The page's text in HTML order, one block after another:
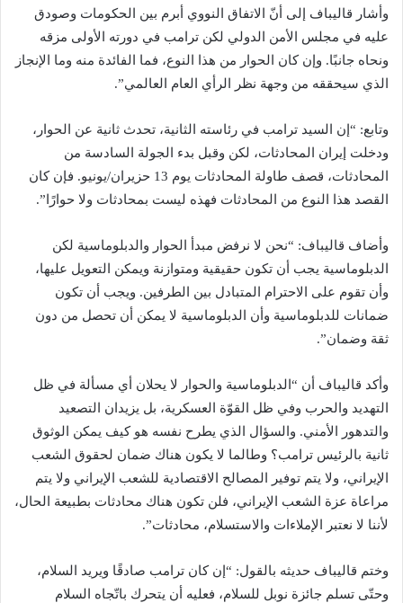
وأشار قاليباف إلى أنّ الاتفاق النووي أبرم بين الحكومات وصودق
عليه في مجلس الأمن الدولي لكن ترامب في دورته الأولى مزقه
ونحاه جانبًا. وإن كان الحوار من هذا النوع، فما الفائدة منه وما الإنجاز
الذي سيحققه من وجهة نظر الرأي العام العالمي”.
وتابع: “إن السيد ترامب في رئاسته الثانية، تحدث ثانية عن الحوار،
ودخلت إيران المحادثات، لكن وقبل بدء الجولة السادسة من
المحادثات، قصف طاولة المحادثات يوم 13 حزيران/يونيو. فإن كان
القصد هذا النوع من المحادثات فهذه ليست بمحادثات ولا حوارًا”.
وأضاف قاليباف: “نحن لا نرفض مبدأ الحوار والدبلوماسية لكن
الدبلوماسية يجب أن تكون حقيقية ومتوازنة ويمكن التعويل عليها،
وأن تقوم على الاحترام المتبادل بين الطرفين. ويجب أن تكون
ضمانات للدبلوماسية وأن الدبلوماسية لا يمكن أن تحصل من دون
ثقة وضمان”.
وأكد قاليباف أن “الدبلوماسية والحوار لا يحلان أي مسألة في ظل
التهديد والحرب وفي ظل القوّة العسكرية، بل يزيدان التصعيد
والتدهور الأمني. والسؤال الذي يطرح نفسه هو كيف يمكن الوثوق
ثانية بالرئيس ترامب؟ وطالما لا يكون هناك ضمان لحقوق الشعب
الإيراني، ولا يتم توفير المصالح الاقتصادية للشعب الإيراني ولا يتم
مراعاة عزة الشعب الإيراني، فلن تكون هناك محادثات بطبيعة الحال،
لأننا لا نعتبر الإملاءات والاستسلام، محادثات”.
وختم قاليباف حديثه بالقول: “إن كان ترامب صادقًا ويريد السلام،
وحتّى تسلم جائزة نوبل للسلام، فعليه أن يتحرك باتّجاه السلام